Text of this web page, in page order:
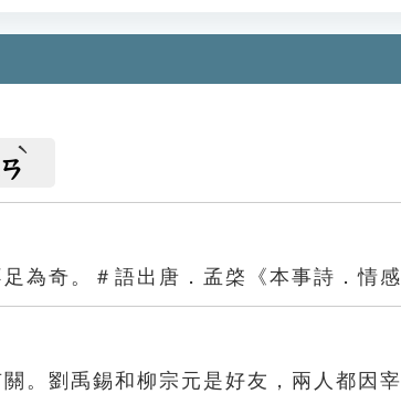
為奇。＃語出唐．孟棨《本事詩．情
。劉禹錫和柳宗元是好友，兩人都因